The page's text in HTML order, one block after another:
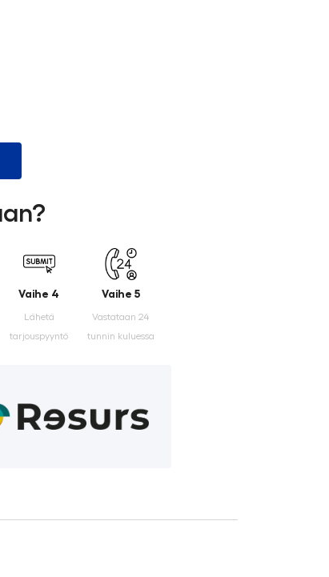
Vaihe 4
Lähetä
tarjouspyyntö
Vaihe 5
Vastataan 24
tunnin kuluessa